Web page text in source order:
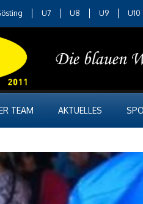
U7 U8 U9 U10
TEAM AKTUELLES